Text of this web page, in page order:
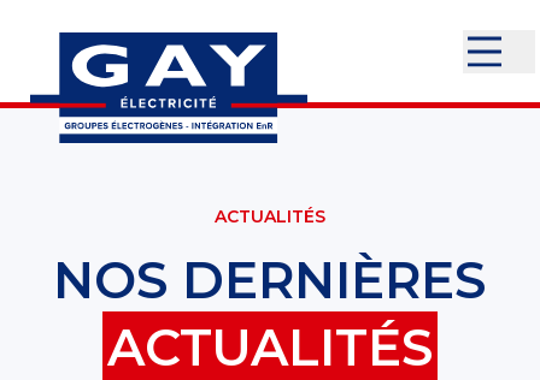
ACTUALITÉS
NOS DERNIÈRES
ACTUALITÉS